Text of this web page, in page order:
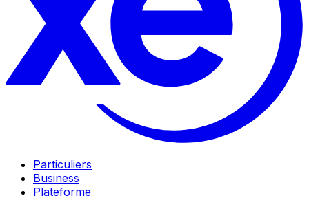
Particuliers
Business
Plateforme